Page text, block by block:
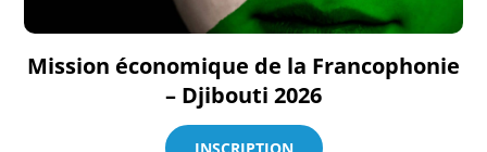
Mission économique de la Francophonie
– Djibouti 2026